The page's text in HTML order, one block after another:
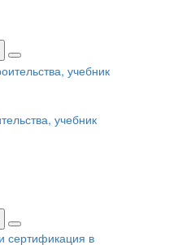
учебник